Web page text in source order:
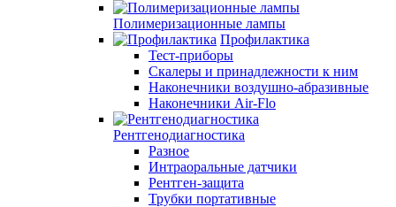
Полимеризационные лампы
Профилактика
Тест-приборы
Скалеры и принадлежности к ним
Наконечники воздушно-абразивные
Наконечники Air-Flo
Рентгенодиагностика
Разное
Интраоральные датчики
Рентген-защита
Трубки портативные